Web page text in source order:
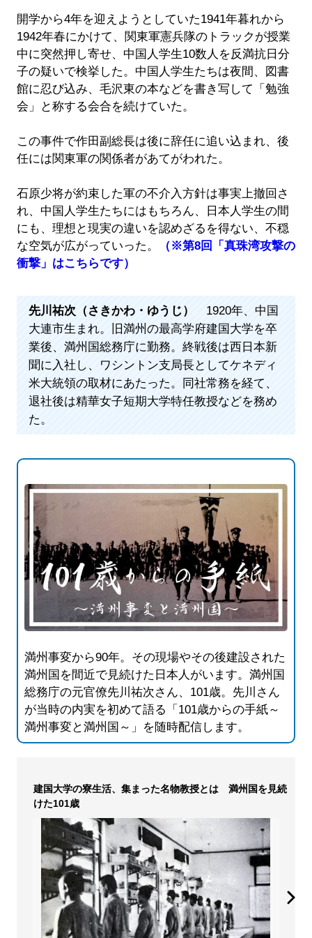
開学から4年を迎えようとしていた1941年暮れから
1942年春にかけて、関東軍憲兵隊のトラックが授業
中に突然押し寄せ、中国人学生10数人を反満抗日分
子の疑いで検挙した。中国人学生たちは夜間、図書
館に忍び込み、毛沢東の本などを書き写して「勉強
会」と称する会合を続けていた。
この事件で作田副総長は後に辞任に追い込まれ、後
任には関東軍の関係者があてがわれた。
石原少将が約束した軍の不介入方針は事実上撤回さ
れ、中国人学生たちにはもちろん、日本人学生の間
にも、理想と現実の違いを認めざるを得ない、不穏
な空気が広がっていった。
（※第8回「真珠湾攻撃の
衝撃」はこちらです）
先川祐次（さきかわ・ゆうじ）
1920年、中国
大連市生まれ。旧満州の最高学府建国大学を卒
業後、満州国総務庁に勤務。終戦後は西日本新
聞に入社し、ワシントン支局長としてケネディ
米大統領の取材にあたった。同社常務を経て、
退社後は精華女子短期大学特任教授などを務め
た。
満州事変から90年。その現場やその後建設された
満州国を間近で見続けた日本人がいます。満州国
総務庁の元官僚先川祐次さん、101歳。先川さん
が当時の内実を初めて語る「101歳からの手紙～
満州事変と満州国～」を随時配信します。
建国大学の寮生活、集まった名物教授とは 満州国を見続
けた101歳